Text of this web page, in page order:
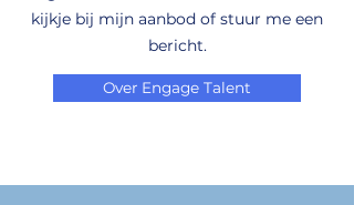
kijkje bij mijn aanbod of stuur me een
bericht.
Over Engage Talent